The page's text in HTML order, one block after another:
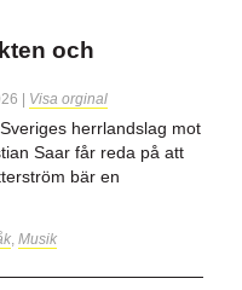
och
Visa orginal
herrlandslag mot
Saar får reda på att
bär en
Musik